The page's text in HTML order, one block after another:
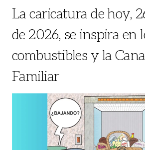
La caricatura de hoy,
de 2026, se inspira en
combustibles y la
Familiar